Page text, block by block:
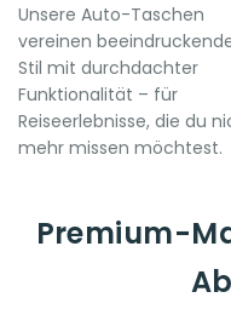
Unsere Auto-Taschen
vereinen
Stil mit durchdachter
Funktionalität – für
Reiseerlebnisse, die du
mehr missen möchtest.
Premium-